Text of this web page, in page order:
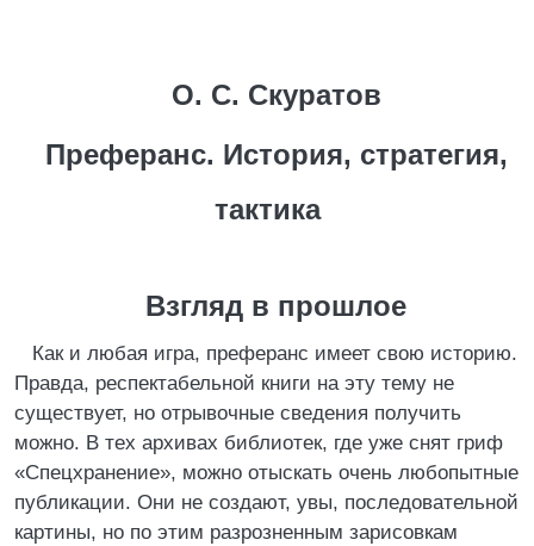
О. С. Скуратов
Преферанс. История, стратегия,
тактика
Взгляд в прошлое
Как и любая игра, преферанс имеет свою историю.
Правда, респектабельной книги на эту тему не
существует, но отрывочные сведения получить
можно. В тех архивах библиотек, где уже снят гриф
«Спецхранение», можно отыскать очень любопытные
публикации. Они не создают, увы, последовательной
картины, но по этим разрозненным зарисовкам